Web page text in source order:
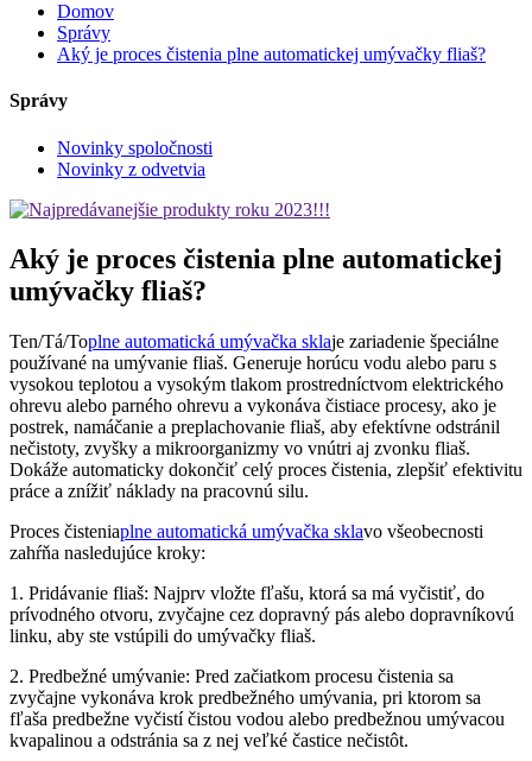
Domov
Správy
Aký je proces čistenia plne automatickej umývačky fliaš?
Správy
Novinky spoločnosti
Novinky z odvetvia
Aký je proces čistenia plne automatickej
umývačky fliaš?
Ten/Tá/Toplne automatická umývačka sklaje zariadenie špeciálne
používané na umývanie fliaš. Generuje horúcu vodu alebo paru s
vysokou teplotou a vysokým tlakom prostredníctvom elektrického
ohrevu alebo parného ohrevu a vykonáva čistiace procesy, ako je
postrek, namáčanie a preplachovanie fliaš, aby efektívne odstránil
nečistoty, zvyšky a mikroorganizmy vo vnútri aj zvonku fliaš.
Dokáže automaticky dokončiť celý proces čistenia, zlepšiť efektivitu
práce a znížiť náklady na pracovnú silu.
Proces čisteniaplne automatická umývačka sklavo všeobecnosti
zahŕňa nasledujúce kroky:
1. Pridávanie fliaš: Najprv vložte fľašu, ktorá sa má vyčistiť, do
prívodného otvoru, zvyčajne cez dopravný pás alebo dopravníkovú
linku, aby ste vstúpili do umývačky fliaš.
2. Predbežné umývanie: Pred začiatkom procesu čistenia sa
zvyčajne vykonáva krok predbežného umývania, pri ktorom sa
fľaša predbežne vyčistí čistou vodou alebo predbežnou umývacou
kvapalinou a odstránia sa z nej veľké častice nečistôt.